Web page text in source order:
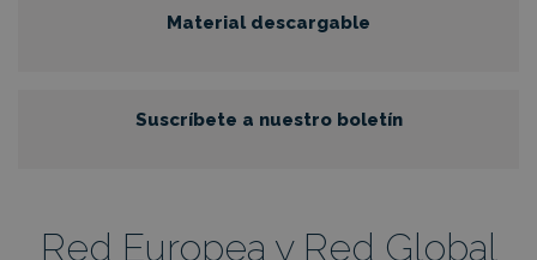
Material descargable
Suscríbete a nuestro boletín
Red Europea y Red Global